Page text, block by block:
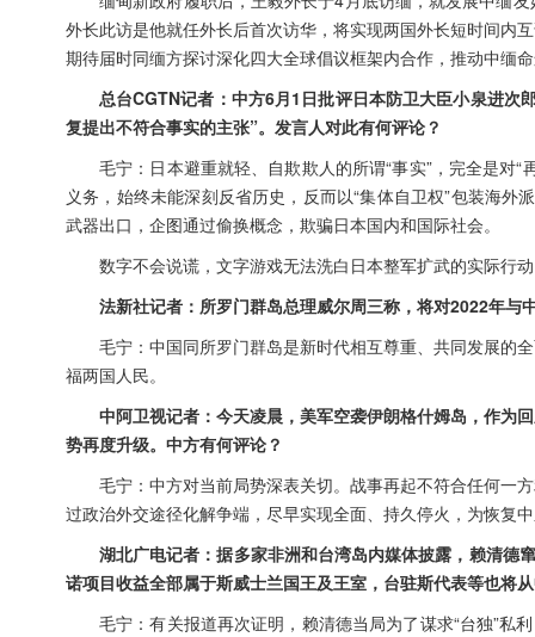
外长此访是他就任外长后首次访华，将实现两国外长短时间内
期待届时同缅方探讨深化四大全球倡议框架内合作，推动中缅
总台CGTN记者：中方6月1日批评日本防卫大臣小泉进次
复提出不符合事实的主张”。发言人对此有何评论？
毛宁：日本避重就轻、自欺欺人的所谓“事实”，完全是对
义务，始终未能深刻反省历史，反而以“集体自卫权”包装海外
武器出口，企图通过偷换概念，欺骗日本国内和国际社会。
数字不会说谎，文字游戏无法洗白日本整军扩武的实际行
法新社记者：所罗门群岛总理威尔周三称，将对2022年
毛宁：中国同所罗门群岛是新时代相互尊重、共同发展的
福两国人民。
中阿卫视记者：今天凌晨，美军空袭伊朗格什姆岛，作为
势再度升级。中方有何评论？
毛宁：中方对当前局势深表关切。战事再起不符合任何一
过政治外交途径化解争端，尽早实现全面、持久停火，为恢复
湖北广电记者：据多家非洲和台湾岛内媒体披露，赖清德
诺项目收益全部属于斯威士兰国王及王室，台驻斯代表等也将
毛宁：有关报道再次证明，赖清德当局为了谋求“台独”私